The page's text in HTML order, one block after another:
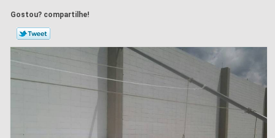
Gostou? compartilhe!